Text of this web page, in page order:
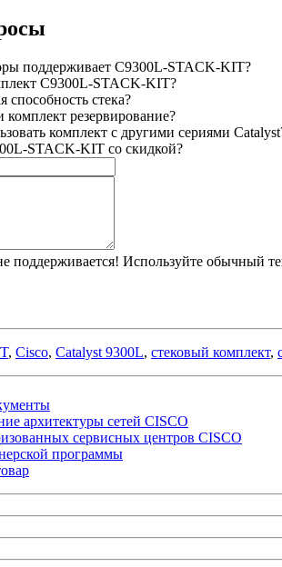
поддерживает C9300L-STACK-KIT?
C9300L-STACK-KIT?
способность стека?
резервирование?
комплект с другими сериями
STACK-KIT со скидкой?
поддерживается! Используйте обычный
, Cisco, Catalyst 9300L, стековый комплект,
архитектуры сетей CISCO
сервисных центров CISCO
программы